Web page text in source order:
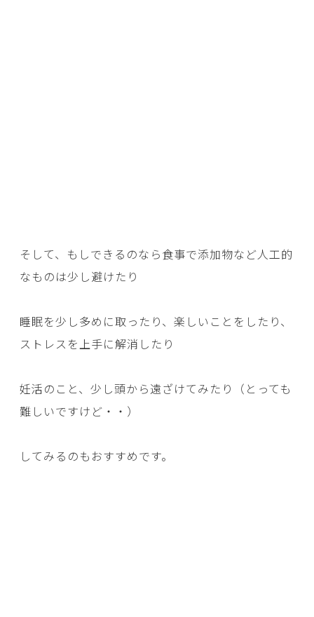
そして、もしできるのなら食事で添加物など人工的
なものは少し避けたり
睡眠を少し多めに取ったり、楽しいことをしたり、
ストレスを上手に解消したり
妊活のこと、少し頭から遠ざけてみたり（とっても
難しいですけど・・）
してみるのもおすすめです。